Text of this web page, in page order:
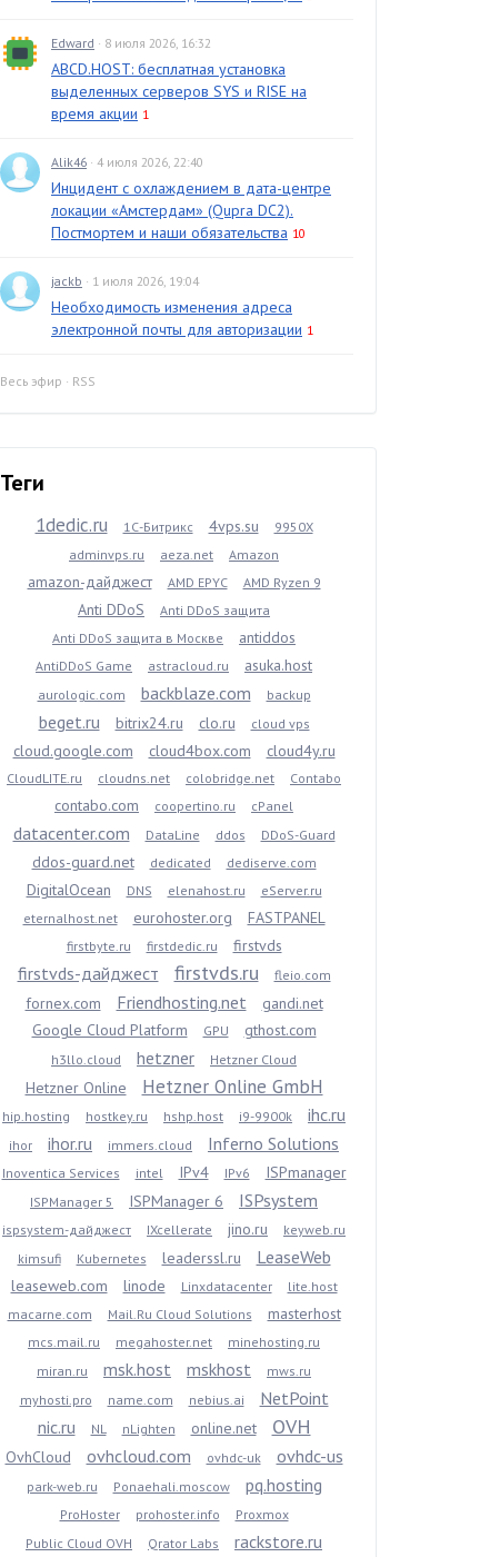
Edward · 8 июля 2026, 16:32
ABCD.HOST: бесплатная установка
выделенных серверов SYS и RISE на
время акции 1
Alik46 · 4 июля 2026, 22:40
Инцидент с охлаждением в дата-центре
локации «Амстердам» (Qupra DC2).
Постмортем и наши обязательства 10
jackb · 1 июля 2026, 19:04
Необходимость изменения адреса
электронной почты для авторизации 1
Весь эфир · RSS
Теги
1dedic.ru 1С-Битрикс 4vps.su
9950X
adminvps.ru
aeza.net Amazon
amazon-дайджест AMD EPYC AMD Ryzen 9
Anti DDoS
Anti DDoS защита
Anti DDoS защита в Москве
antiddos
AntiDDoS Game astracloud.ru asuka.host
aurologic.com backblaze.com backup
beget.ru bitrix24.ru clo.ru cloud vps
cloud.google.com cloud4box.com cloud4y.ru
CloudLITE.ru cloudns.net colobridge.net Contabo
contabo.com coopertino.ru cPanel
datacenter.com DataLine ddos DDoS-Guard
ddos-guard.net dedicated dediserve.com
DigitalOcean DNS elenahost.ru
eServer.ru
eternalhost.net
eurohoster.org FASTPANEL
firstbyte.ru firstdedic.ru firstvds
firstvds-дайджест firstvds.ru fleio.com
fornex.com Friendhosting.net
gandi.net
Google Cloud Platform
GPU gthost.com
h3llo.cloud hetzner Hetzner Cloud
Hetzner Online Hetzner Online GmbH
hip.hosting hostkey.ru hshp.host i9-9900k ihc.ru
ihor ihor.ru immers.cloud Inferno Solutions
Inoventica Services intel IPv4 IPv6 ISPmanager
ISPManager 5 ISPManager 6 ISPsystem
ispsystem-дайджест IXcellerate jino.ru
keyweb.ru
kimsufi
Kubernetes leaderssl.ru LeaseWeb
leaseweb.com linode Linxdatacenter
lite.host
macarne.com
Mail.Ru Cloud Solutions masterhost
mcs.mail.ru megahoster.net
minehosting.ru
miran.ru
msk.host mskhost
mws.ru
myhosti.pro
name.com nebius.ai
NetPoint
nic.ru
NL nLighten online.net OVH
OvhCloud ovhcloud.com ovhdc-uk ovhdc-us
park-web.ru Ponaehali.moscow pq.hosting
ProHoster prohoster.info
Proxmox
Public Cloud OVH
Qrator Labs rackstore.ru